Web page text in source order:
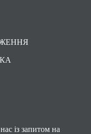
із запитом на